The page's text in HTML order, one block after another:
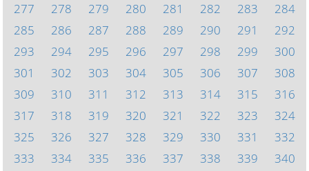
277
278 279 280 281 282 283
284
285
286 287 288 289 290 291
292
293
294 295 296 297 298 299
300
301
302 303 304 305 306 307
308
309
310 311 312 313 314 315
316
317
318 319 320 321 322 323
324
325
326 327 328 329 330 331
332
333
334 335 336 337 338 339
340